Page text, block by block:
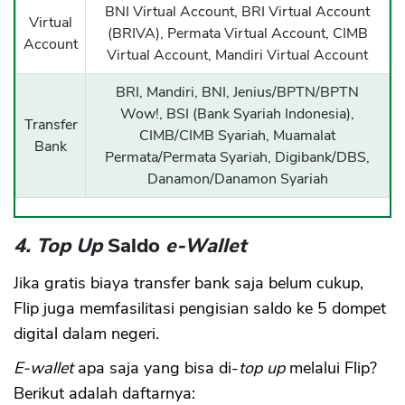
Virtual
Account
BNI Virtual Account, BRI Virtual Account
(BRIVA), Permata Virtual Account, CIMB
Virtual Account, Mandiri Virtual Account
Transfer
Bank
BRI, Mandiri, BNI, Jenius/BPTN/BPTN
Wow!, BSI (Bank Syariah Indonesia),
CIMB/CIMB Syariah, Muamalat
Permata/Permata Syariah, Digibank/DBS,
Danamon/Danamon Syariah
4. Top UpSaldo e-Wallet
Jika gratis biaya transfer bank saja belum cukup,
Flip juga memfasilitasi pengisian saldo ke 5 dompet
digital dalam negeri.
E-walletapa saja yang bisa di-top up melalui Flip?
Berikut adalah daftarnya: